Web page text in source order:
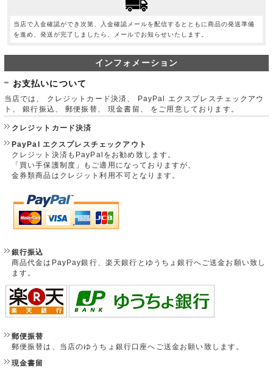
当店で入金確認ができ次第、入金確認メールを配信するとともに商品の発送準備
を進め、発送が完了しましたら、メールでお知らせいたします。
インフォメーション
お支払いについて
当店では、 クレジットカード決済、 PayPal エクスプレスチェックアウ
ト、 銀行振込、 郵便振替、 現金書留、 をご用意しております。
クレジットカード決済
PayPal エクスプレスチェックアウト
クレジット決済もPayPalをお勧め致します。
「買い手保護制度」もご適用になっておりますが、
金券類商品はクレジット利用不可となります。
銀行振込
商品代金はPayPay銀行、楽天銀行とゆうちょ銀行へご送金お願い致し
ます。
郵便振替
郵便振替は、当店のゆうちょ銀行口座へご送金お願い致します。
現金書留